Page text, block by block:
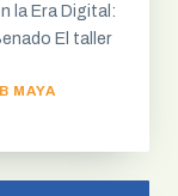
la Era Digital:
El taller
MAYA